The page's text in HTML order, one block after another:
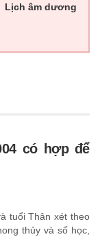
Lịch âm dương
có hợp để
tuổi Thân xét theo
thủy và số học,